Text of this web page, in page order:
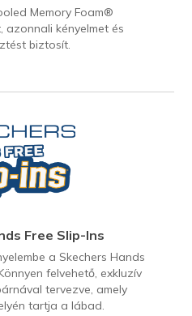
Memory Foam®
azonnali kényelmet és
biztosít.
Free Slip-Ins
a Skechers Hands
felvehető, exkluzív
tervezve, amely
tartja a lábad.